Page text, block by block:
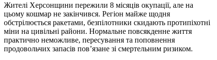
Жителі Херсонщини пережили 8 місяців окупації, але на
цьому кошмар не закінчився. Регіон майже щодня
обстрілюється ракетами, безпілотники скидають протипіхотні
міни на цивільні райони. Нормальне повсякденне життя
практично неможливе, пересування та поповнення
продовольчих запасів пов’язане зі смертельним ризиком.